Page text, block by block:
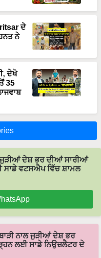
ਦੇ
ਨੇ
ਦੇਖੋ
35
ਜੁੜੀਆਂ ਦੇਸ਼ ਭਰ ਦੀਆਂ ਸਾਰੀਆਂ
ਸਾਡੇ ਵਟਸਐਪ ਵਿੱਚ ਸ਼ਾਮਲ
ਨਾਲ ਜੁੜੀਆਂ ਦੇਸ਼ ਭਰ
ਲਈ ਸਾਡੇ ਨਿਉਜ਼ਲੈਟਰ ਦੇ